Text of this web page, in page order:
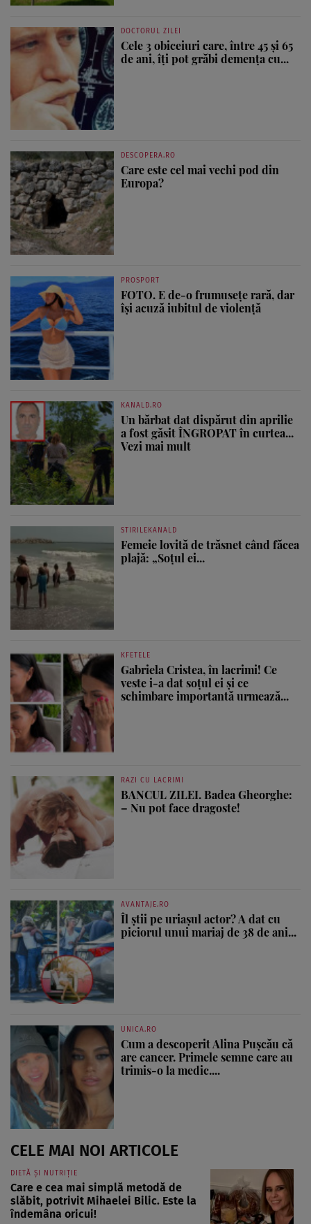
DOCTORUL ZILEI
Cele 3 obiceiuri care, între 45 și 65
de ani, îți pot grăbi demența cu...
DESCOPERA.RO
Care este cel mai vechi pod din
Europa?
PROSPORT
FOTO. E de-o frumusețe rară, dar
își acuză iubitul de violență
KANALD.RO
Un bărbat dat dispărut din aprilie
a fost găsit ÎNGROPAT în curtea...
Vezi mai mult
STIRILEKANALD
Femeie lovită de trăsnet când făcea
plajă: „Soțul ei...
KFETELE
Gabriela Cristea, în lacrimi! Ce
veste i-a dat soțul ei și ce
schimbare importantă urmează...
RAZI CU LACRIMI
BANCUL ZILEI. Badea Gheorghe:
– Nu pot face dragoste!
AVANTAJE.RO
Îl știi pe uriașul actor? A dat cu
piciorul unui mariaj de 38 de ani...
UNICA.RO
Cum a descoperit Alina Pușcău că
are cancer. Primele semne care au
trimis-o la medic....
CELE MAI NOI ARTICOLE
DIETĂ ȘI NUTRIȚIE
Care e cea mai simplă metodă de
slăbit, potrivit Mihaelei Bilic. Este la
îndemâna oricui!